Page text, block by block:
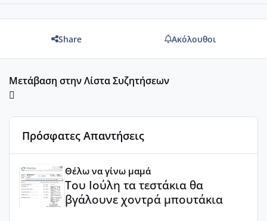
Share Ακόλουθοι
Μετάβαση στην Λίστα Συζητήσεων
Πρόσφατες Απαντήσεις
Θέλω να γίνω μαμά
Του Ιούλη τα τεστάκια θα
βγάλουνε χοντρά μπουτάκια